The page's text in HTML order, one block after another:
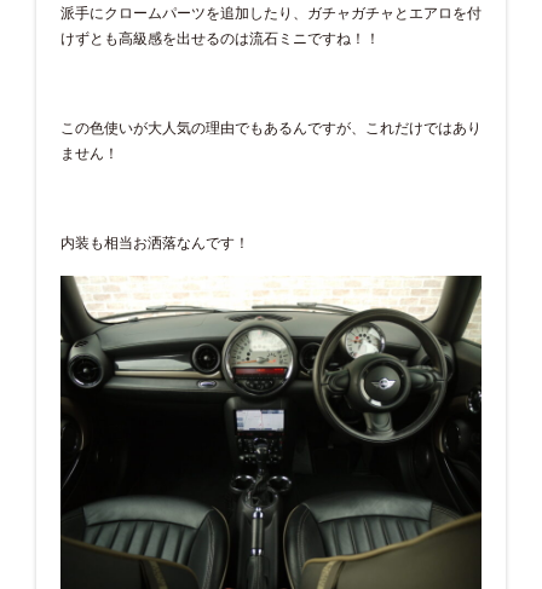
派手にクロームパーツを追加したり、ガチャガチャとエアロを付
けずとも高級感を出せるのは流石ミニですね！！
この色使いが大人気の理由でもあるんですが、これだけではあり
ません！
内装も相当お洒落なんです！